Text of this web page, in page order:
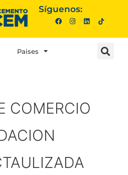
Síguenos:
Paises
COMERCIO